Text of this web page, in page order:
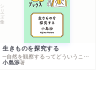
シリーズ・全集
生きものを探究する
─自然を観察するってどういうこと？
小島渉著